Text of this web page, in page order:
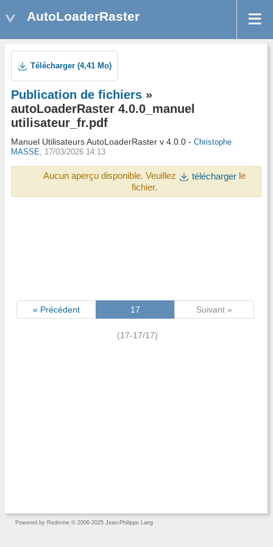
AutoLoaderRaster
Télécharger (4,41 Mo)
Publication de fichiers »
autoLoaderRaster 4.0.0_manuel
utilisateur_fr.pdf
Manuel Utilisateurs AutoLoaderRaster v 4.0.0 - Christophe
MASSE, 17/03/2026 14:13
Aucun aperçu disponible. Veuillez téléchargerle
fichier.
« Précédent 17 Suivant »
(17-17/17)
Powered by Redmine © 2006-2025 Jean-Philippe Lang